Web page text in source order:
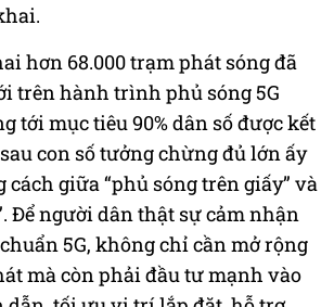
hơn 68.000 trạm phát sóng đã
trên hành trình phủ sóng 5G
tới mục tiêu 90% dân số được kết
con số tưởng chừng đủ lớn ấy
giữa “phủ sóng trên giấy” và
Để người dân thật sự cảm nhận
5G, không chỉ cần mở rộng
mà còn phải đầu tư mạnh vào